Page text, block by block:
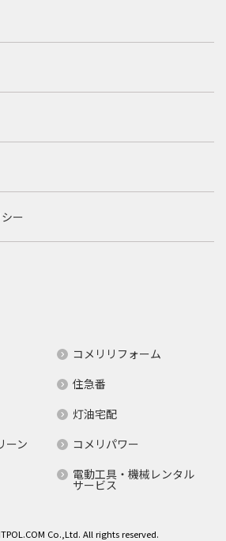
ー
コメリリフォーム
住急番
灯油宅配
ーン
コメリパワー
電動工具・機械レンタル
サービス
Co.,Ltd. All rights reserved.